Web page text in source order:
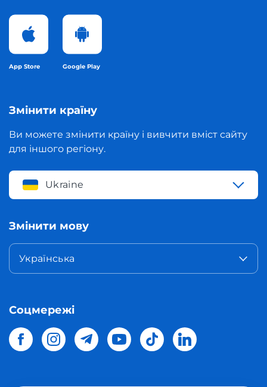
App Store Google Play
Змінити країну
Ви можете змінити країну і вивчити вміст сайту
для іншого регіону.
Ukraine
Змінити мову
Українська
Соцмережі